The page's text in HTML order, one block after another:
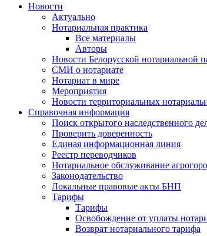
Новости
Актуально
Нотариальная практика
Все материалы
Авторы
Новости Белорусской нотариальной
СМИ о нотариате
Нотариат в мире
Мероприятия
Новости территориальных
Справочная информация
Поиск открытого наследственного
Проверить доверенность
Единая информационная линия
Реестр переводчиков
Нотариальное обслуживание
Законодательство
Локальные правовые акты БНП
Тарифы
Тарифы
Освобождение от уплаты
Возврат нотариального тарифа